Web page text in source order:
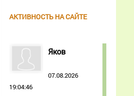
АКТИВНОСТЬ НА САЙТЕ
Яков
07.08.2026
19:04:46